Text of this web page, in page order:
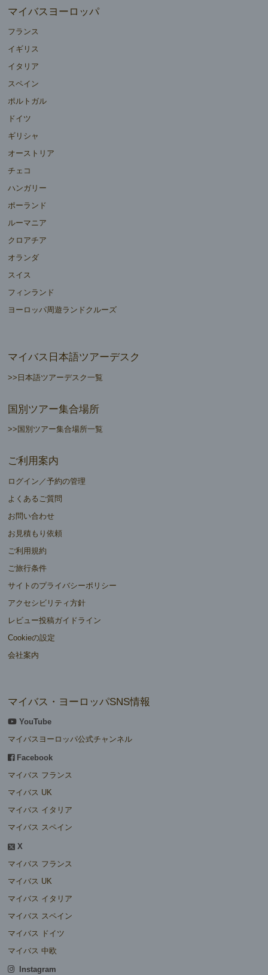
マイバスヨーロッパ
フランス
イギリス
イタリア
スペイン
ポルトガル
ドイツ
ギリシャ
オーストリア
チェコ
ハンガリー
ポーランド
ルーマニア
クロアチア
オランダ
スイス
フィンランド
ヨーロッパ周遊ランドクルーズ
マイバス日本語ツアーデスク
>>日本語ツアーデスク一覧
国別ツアー集合場所
>>国別ツアー集合場所一覧
ご利用案内
ログイン／予約の管理
よくあるご質問
お問い合わせ
お見積もり依頼
ご利用規約
ご旅行条件
サイトのプライバシーポリシー
アクセシビリティ方針
レビュー投稿ガイドライン
Cookieの設定
会社案内
マイバス・ヨーロッパSNS情報
YouTube
マイバスヨーロッパ公式チャンネル
Facebook
マイバス フランス
マイバス UK
マイバス イタリア
マイバス スペイン
X
マイバス フランス
マイバス UK
マイバス イタリア
マイバス スペイン
マイバス ドイツ
マイバス 中欧
Instagram